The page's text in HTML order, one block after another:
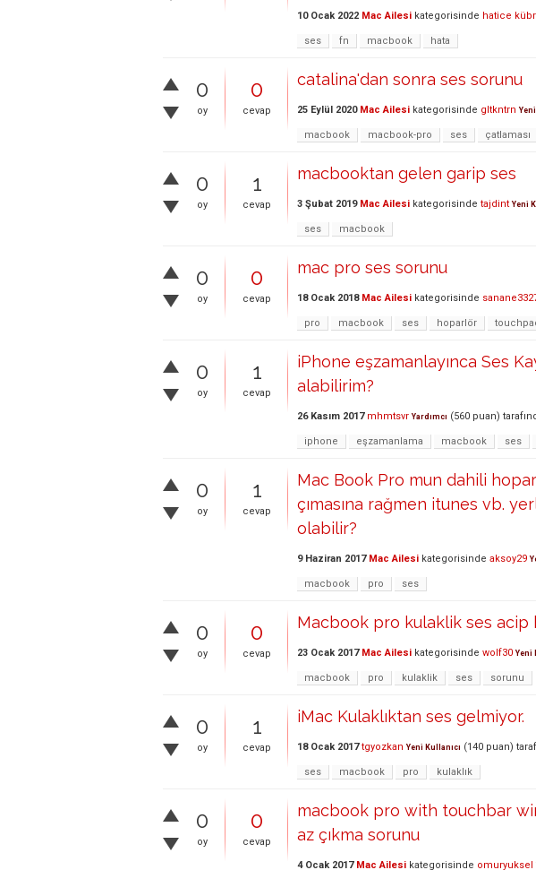
10 Ocak 2022 Mac Ailesi kategorisinde hatice
ses fn macbook hata
0
oy
0
cevap
catalina'dan sonra ses sorunu
25 Eylül 2020 Mac Ailesi kategorisinde gltkntrn
macbook macbook-pro ses çatlaması
0
oy
1
cevap
macbooktan gelen garip ses
3 Şubat 2019 Mac Ailesi kategorisinde tajdint Yeni
ses macbook
0
oy
0
cevap
mac pro ses sorunu
18 Ocak 2018 Mac Ailesi kategorisinde
pro macbook ses hoparlör
0
oy
1
cevap
iPhone eşzamanlayınca Ses
alabilirim?
26 Kasım 2017 mhmtsvr Yardımcı (560 puan)
iphone eşzamanlama macbook ses
0
oy
1
cevap
Mac Book Pro mun dahili
çımasına rağmen itunes vb.
olabilir?
9 Haziran 2017 Mac Ailesi kategorisinde aksoy29
macbook pro ses
0
oy
0
cevap
Macbook pro kulaklik ses acip
23 Ocak 2017 Mac Ailesi kategorisinde wolf30 Yeni
macbook pro kulaklik ses sorunu
0
oy
1
cevap
iMac Kulaklıktan ses gelmiyor.
18 Ocak 2017 tgyozkan Yeni Kullanıcı (140 puan)
ses macbook pro kulaklık
0
oy
0
cevap
macbook pro with touchbar
az çıkma sorunu
4 Ocak 2017 Mac Ailesi kategorisinde omuryuksel